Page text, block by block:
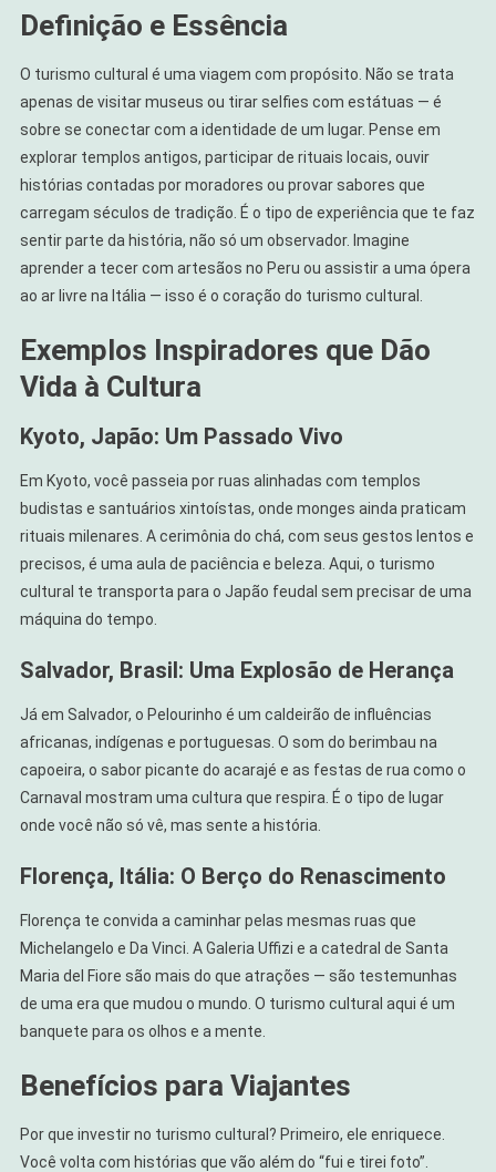
Definição e Essência
O turismo cultural é uma viagem com propósito. Não se trata
apenas de visitar museus ou tirar selfies com estátuas — é
sobre se conectar com a identidade de um lugar. Pense em
explorar templos antigos, participar de rituais locais, ouvir
histórias contadas por moradores ou provar sabores que
carregam séculos de tradição. É o tipo de experiência que te faz
sentir parte da história, não só um observador. Imagine
aprender a tecer com artesãos no Peru ou assistir a uma ópera
ao ar livre na Itália — isso é o coração do turismo cultural.
Exemplos Inspiradores que Dão
Vida à Cultura
Kyoto, Japão: Um Passado Vivo
Em Kyoto, você passeia por ruas alinhadas com templos
budistas e santuários xintoístas, onde monges ainda praticam
rituais milenares. A cerimônia do chá, com seus gestos lentos e
precisos, é uma aula de paciência e beleza. Aqui, o turismo
cultural te transporta para o Japão feudal sem precisar de uma
máquina do tempo.
Salvador, Brasil: Uma Explosão de Herança
Já em Salvador, o Pelourinho é um caldeirão de influências
africanas, indígenas e portuguesas. O som do berimbau na
capoeira, o sabor picante do acarajé e as festas de rua como o
Carnaval mostram uma cultura que respira. É o tipo de lugar
onde você não só vê, mas sente a história.
Florença, Itália: O Berço do Renascimento
Florença te convida a caminhar pelas mesmas ruas que
Michelangelo e Da Vinci. A Galeria Uffizi e a catedral de Santa
Maria del Fiore são mais do que atrações — são testemunhas
de uma era que mudou o mundo. O turismo cultural aqui é um
banquete para os olhos e a mente.
Benefícios para Viajantes
Por que investir no turismo cultural? Primeiro, ele enriquece.
Você volta com histórias que vão além do “fui e tirei foto”.